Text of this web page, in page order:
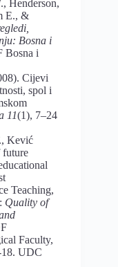
Henderson,
E., &
Bosna i
Bosna i
Cijevi
spol i
11(1), 7–24
Kević
future
Teaching,
Quality of
Faculty,
UDC